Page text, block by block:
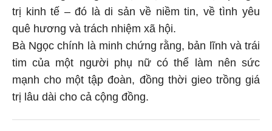
trị kinh tế – đó là di sản về niềm tin, về tình yêu
quê hương và trách nhiệm xã hội.
Bà Ngọc chính là minh chứng rằng, bản lĩnh và trái
tim của một người phụ nữ có thể làm nên sức
mạnh cho một tập đoàn, đồng thời gieo trồng giá
trị lâu dài cho cả cộng đồng.